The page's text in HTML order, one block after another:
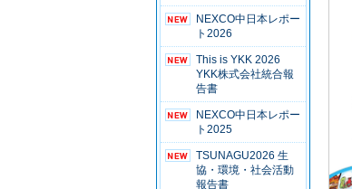
NEXCO中日本レポー
ト2026
This is YKK 2026
YKK株式会社統合報
告書
NEXCO中日本レポー
ト2025
TSUNAGU2026 生
協・環境・社会活動
報告書